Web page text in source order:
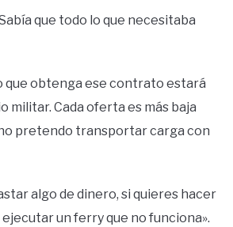
que todo lo que necesitaba
que obtenga ese contrato estará
militar. Cada oferta es más baja
pretendo transportar carga con
algo de dinero, si quieres hacer
un ferry que no funciona».